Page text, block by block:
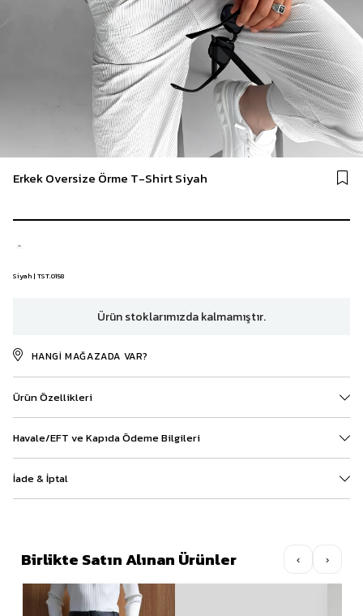
Erkek Oversize Örme T-Shirt Siyah
Siyah | TST.0158
Ürün stoklarımızda kalmamıştır.
HANGI MAĞAZADA VAR?
Ürün Özellikleri
Havale/EFT ve Kapıda Ödeme Bilgileri
İade & İptal
Birlikte Satın Alınan Ürünler ‹ ›